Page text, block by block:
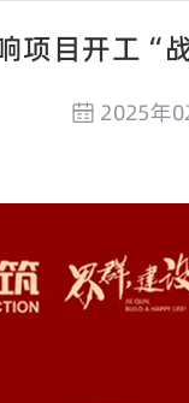
项目开工“
2025年